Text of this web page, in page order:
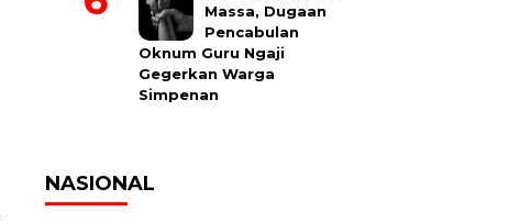
Massa, Dugaan
Pencabulan
Oknum Guru Ngaji
Gegerkan Warga
Simpenan
NASIONAL